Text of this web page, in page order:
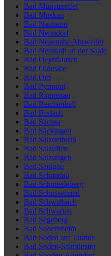
Bad Münstereifel
Bad Muskau
Bad Nauheim
Bad Nenndorf
Bad Neuenahr-Ahrweiler
Bad Neustadt an der Saale
Bad Oeynhausen
Bad Oldesloe
Bad Orb
Bad Pyrmont
Bad Rappenau
Bad Reichenhall
Bad Rodach
Bad Sachsa
Bad Säckingen
Bad Salzdetfurth
Bad Salzuflen
Bad Salzungen
Bad Saulgau
Bad Schandau
Bad Schmiedeberg
Bad Schussenried
Bad Schwalbach
Bad Schwartau
Bad Segeberg
Bad Sobernheim
Bad Soden am Taunus
Bad Soden-Salmünster